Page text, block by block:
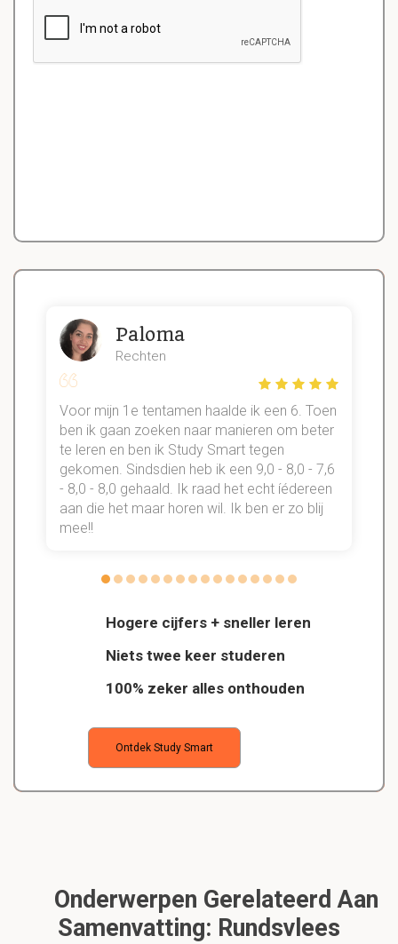
Hogere cijfers + sneller leren
Niets twee keer studeren
100% zeker alles onthouden
Ontdek Study Smart
Paloma
Rechten
Voor mijn 1e tentamen haalde ik een 6. Toen
ben ik gaan zoeken naar manieren om beter
te leren en ben ik Study Smart tegen
gekomen. Sindsdien heb ik een 9,0 - 8,0 - 7,6
- 8,0 - 8,0 gehaald. Ik raad het echt íédereen
aan die het maar horen wil. Ik ben er zo blij
mee!!
Onderwerpen Gerelateerd Aan
Samenvatting: Rundsvlees